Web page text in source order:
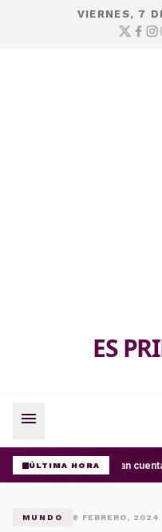
VIERNES, 7
ES
menu
ÚLTIMA HORARoban
MUNDO 8 FEBRERO, 2024